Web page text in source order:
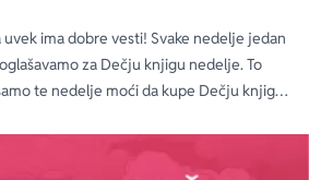
ima dobre vesti! Svake nedelje jedan
za Dečju knjigu nedelje. To
te nedelje moći da kupe Dečju knjigu
popustom od 30%.